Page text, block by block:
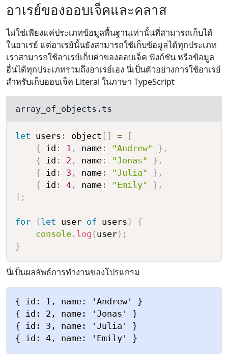
อาเรย์ของออบเจ็คและคลาส
ไม่ใช่เพียงแค่ประเภทข้อมูลพื้นฐานเท่านั้นที่สามารถเก็บได้
ในอาเรย์ แต่อาเรย์นั้นยังสามารถใช้เก็บข้อมูลได้ทุกประเภท
เราสามารถใช้อาเรย์เก็บค่าของออบเจ็ค ฟังก์ชัน หรือข้อมูล
อื่นได้ทุกประเภทรวมถึงอาเรย์เอง นี่เป็นตัวอย่างการใช้อาเรย์
สำหรับเก็บออบเจ็ค Literal ในภาษา TypeScript
array_of_objects.ts
let users : object =
{
id : 1 , name: "Andrew" } ,
{
id : 2 , name: "Jonas" } ,
{
id : 3 , name: "Julia" } ,
{
id : 4, name: "Emily" } ,
;
for ( let user of users )
{
console. log ( user) ;
}
นี่เป็นผลลัพธ์การทำงานของโปรแกรม
{ id: 1, name: 'Andrew' }
{ id: 2, name: 'Jonas' }
{ id: 3, name: 'Julia' }